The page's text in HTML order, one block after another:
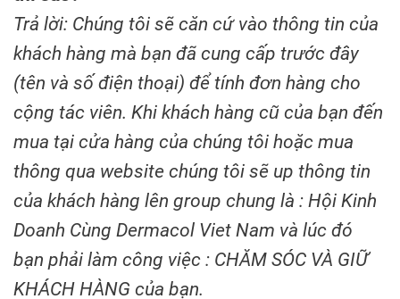
Trả lời: Chúng tôi sẽ căn cứ vào thông tin của
khách hàng mà bạn đã cung cấp trước đây
(tên và số điện thoại) để tính đơn hàng cho
cộng tác viên. Khi khách hàng cũ của bạn đến
mua tại cửa hàng của chúng tôi hoặc mua
thông qua website chúng tôi sẽ up thông tin
của khách hàng lên group chung là : Hội Kinh
Doanh Cùng Dermacol Viet Nam và lúc đó
bạn phải làm công việc : CHĂM SÓC VÀ GIỮ
KHÁCH HÀNG của bạn.